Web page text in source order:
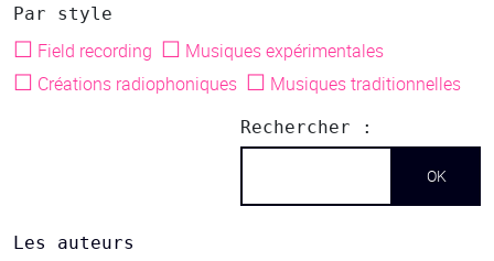
Par style
☐ Field recording ☐ Musiques expérimentales
☐ Créations radiophoniques ☐ Musiques traditionnelles
Rechercher :
Les auteurs